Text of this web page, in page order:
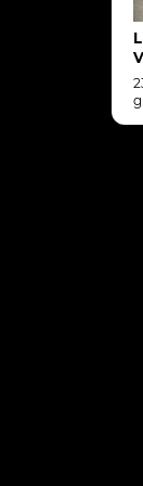
23 terrains à bâtir + 11 lots